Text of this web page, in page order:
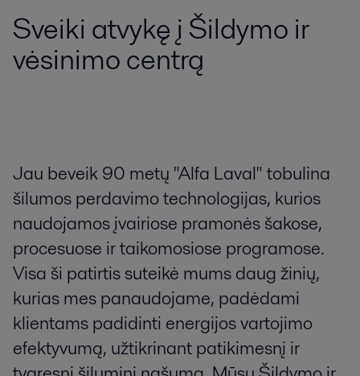
Sveiki atvykę į Šildymo ir
vėsinimo centrą
Jau beveik 90 metų "Alfa Laval" tobulina
šilumos perdavimo technologijas, kurios
naudojamos įvairiose pramonės šakose,
procesuose ir taikomosiose programose.
Visa ši patirtis suteikė mums daug žinių,
kurias mes panaudojame, padėdami
klientams padidinti energijos vartojimo
efektyvumą, užtikrinant patikimesnį ir